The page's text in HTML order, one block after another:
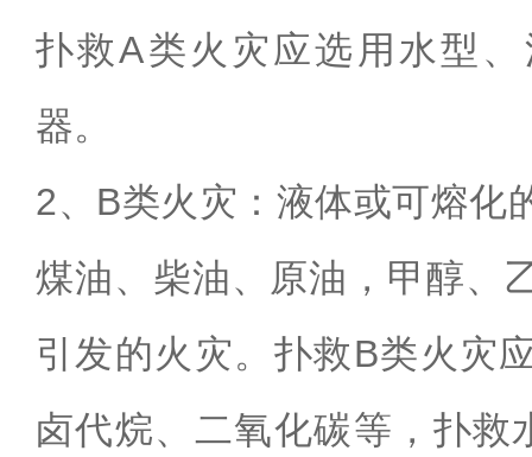
扑救A类火灾应选用水型
器。
2、 B类火灾：液体或可熔化
煤油、柴油、原油 ， 甲醇、
引发的火灾。扑救B类火灾
卤代烷、二氧化碳等 ， 扑救